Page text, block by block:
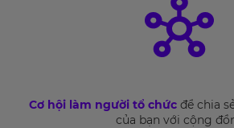
Cơ hội làm người tổ chức để chia
của bạn với cộng